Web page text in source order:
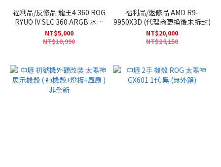
福利品/反修品 龍王4 360 ROG
RYUO IV SLC 360 ARGB 水冷
(無盒裝 反修品 有扣具)
NT$5,000
NT$10,990
福利品/返修品 AMD R9-
9950X3D (代理商更換後未拆封)
NT$20,000
NT$24,150